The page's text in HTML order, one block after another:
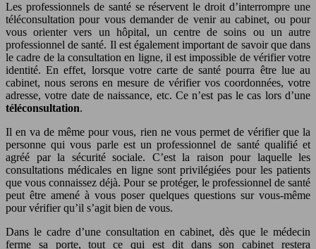
Les professionnels de santé se réservent le droit d’interrompre une
téléconsultation pour vous demander de venir au cabinet, ou pour
vous orienter vers un hôpital, un centre de soins ou un autre
professionnel de santé. Il est également important de savoir que dans
le cadre de la consultation en ligne, il est impossible de vérifier votre
identité. En effet, lorsque votre carte de santé pourra être lue au
cabinet, nous serons en mesure de vérifier vos coordonnées, votre
adresse, votre date de naissance, etc. Ce n’est pas le cas lors d’une
téléconsultation.
Il en va de même pour vous, rien ne vous permet de vérifier que la
personne qui vous parle est un professionnel de santé qualifié et
agréé par la sécurité sociale. C’est la raison pour laquelle les
consultations médicales en ligne sont privilégiées pour les patients
que vous connaissez déjà. Pour se protéger, le professionnel de santé
peut être amené à vous poser quelques questions sur vous-même
pour vérifier qu’il s’agit bien de vous.
Dans le cadre d’une consultation en cabinet, dès que le médecin
ferme sa porte, tout ce qui est dit dans son cabinet restera